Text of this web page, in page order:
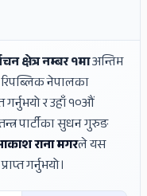
क्षेत्र नम्बर १माअन्तिम
नेपालका
गर्नुभयो र उहाँ १०औं
पार्टीका सुधन गुरुङ
राना मगरले यस
गर्नुभयो।